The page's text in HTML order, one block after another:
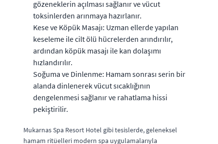
gözeneklerin açılması sağlanır ve vücut
toksinlerden arınmaya hazırlanır.
Kese ve Köpük Masajı: Uzman ellerde yapılan
keseleme ile cilt ölü hücrelerden arındırılır,
ardından köpük masajı ile kan dolaşımı
hızlandırılır.
Soğuma ve Dinlenme: Hamam sonrası serin bir
alanda dinlenerek vücut sıcaklığının
dengelenmesi sağlanır ve rahatlama hissi
pekiştirilir.
Mukarnas Spa Resort Hotel gibi tesislerde, geleneksel
hamam ritüelleri modern spa uygulamalarıyla